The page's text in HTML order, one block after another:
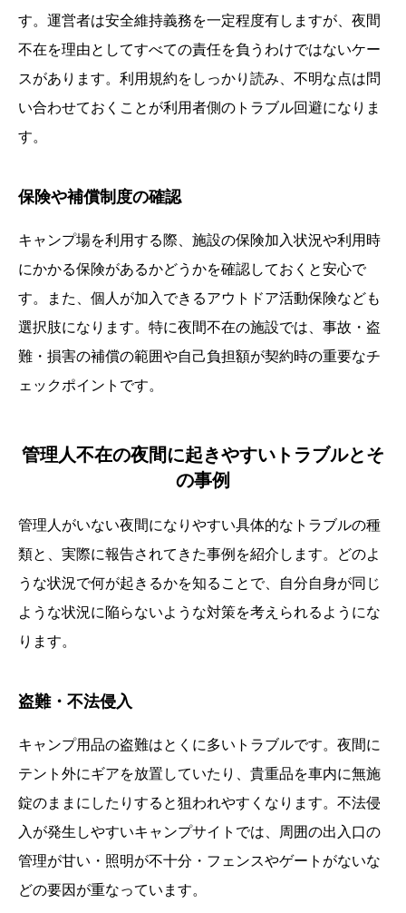
す。運営者は安全維持義務を一定程度有しますが、夜間
不在を理由としてすべての責任を負うわけではないケー
スがあります。利用規約をしっかり読み、不明な点は問
い合わせておくことが利用者側のトラブル回避になりま
す。
保険や補償制度の確認
キャンプ場を利用する際、施設の保険加入状況や利用時
にかかる保険があるかどうかを確認しておくと安心で
す。また、個人が加入できるアウトドア活動保険なども
選択肢になります。特に夜間不在の施設では、事故・盗
難・損害の補償の範囲や自己負担額が契約時の重要なチ
ェックポイントです。
管理人不在の夜間に起きやすいトラブルとそ
の事例
管理人がいない夜間になりやすい具体的なトラブルの種
類と、実際に報告されてきた事例を紹介します。どのよ
うな状況で何が起きるかを知ることで、自分自身が同じ
ような状況に陥らないような対策を考えられるようにな
ります。
盗難・不法侵入
キャンプ用品の盗難はとくに多いトラブルです。夜間に
テント外にギアを放置していたり、貴重品を車内に無施
錠のままにしたりすると狙われやすくなります。不法侵
入が発生しやすいキャンプサイトでは、周囲の出入口の
管理が甘い・照明が不十分・フェンスやゲートがないな
どの要因が重なっています。